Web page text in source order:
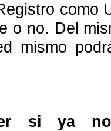
como
o no. Del
mismo
si ya